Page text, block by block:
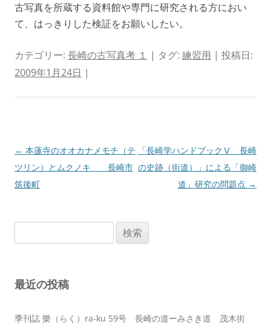
古写真を所蔵する資料館や専門に研究される方におい
て、はっきりした検証をお願いしたい。
カテゴリー: 長崎の古写真考 １ | タグ: 練習用 | 投稿日:
2009年1月24日 |
投
稿
ナ
ン
← 本蓮寺のオオカナメモチ（テ
ツリン）とムクノキ 長崎市
筑後町
「長崎学ハンドブックⅤ 長崎
の史跡（街道）」による「御崎
道」研究の問題点 →
索:
最近の投稿
季刊誌 樂（らく）ra-ku 59号 長崎の道ーみさき道 茂木街